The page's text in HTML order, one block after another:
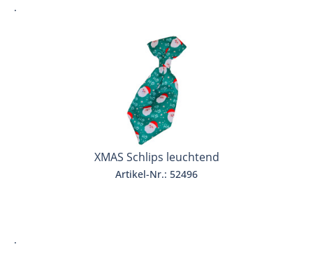
.
XMAS Schlips leuchtend
Artikel-Nr.: 52496
.